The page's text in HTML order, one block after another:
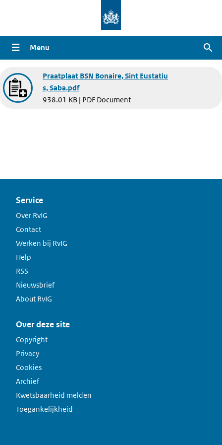
naar
de
gaan
Menu
Document
Praatplaat BSN Bonaire, Sint Eustatiu
s, Saba.pdf
938.01 KB | PDF Document
Service
Over RvIG
Contact
Werken bij RvIG
Help
RSS
Nieuwsbrief
About RvIG
Over deze site
Copyright
Privacy
Cookies
Archief
Kwetsbaarheid melden
Toegankelijkheid